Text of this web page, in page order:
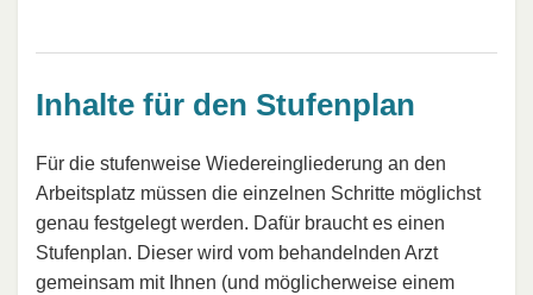
Inhalte für den Stufenplan
Für die stufenweise Wiedereingliederung an den
Arbeitsplatz müssen die einzelnen Schritte möglichst
genau festgelegt werden. Dafür braucht es einen
Stufenplan. Dieser wird vom behandelnden Arzt
gemeinsam mit Ihnen (und möglicherweise einem